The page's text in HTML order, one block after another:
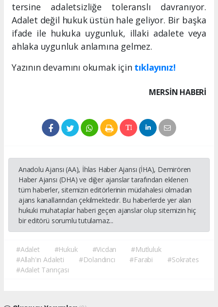
tersine adaletsizliğe toleranslı davranıyor.
Adalet değil hukuk üstün hale geliyor. Bir başka
ifade ile hukuka uygunluk, illaki adalete veya
ahlaka uygunluk anlamına gelmez.
Yazının devamını okumak için tıklayınız!
MERSIN HABERİ
Anadolu Ajansı (AA), İhlas Haber Ajansı (İHA), Demirören
Haber Ajansı (DHA) ve diğer ajanslar tarafından eklenen
tüm haberler, sitemizin editörlerinin müdahalesi olmadan
ajans kanallarından çekilmektedir. Bu haberlerde yer alan
hukuki muhataplar haberi geçen ajanslar olup sitemizin hiç
bir editörü sorumlu tutulamaz...
#Adalet #Hukuk #Vicdan
#Mutluluk
#Allah'ın Adaleti
#Dolandırıcı #Farabi
#Sokrates
#Adalet Tanrıçası